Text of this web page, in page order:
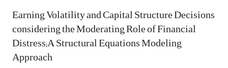
Earning Volatility and Capital Structure Decisions
considering the Moderating Role of Financial
Distress;A Structural Equations Modeling
Approach